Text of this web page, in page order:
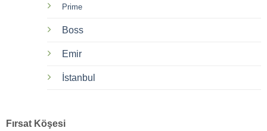
Prime
Boss
Emir
İstanbul
Fırsat Köşesi